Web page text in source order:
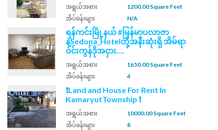
အရွယ်အစား
1200.00 Square Feet
အိပ်ခန်းများ
N/A
ရန်ကင်းမြို့နယ် #မြန်မာပလာဇာ
နဲ့Sedona_Hotelတို့အနီးဆုံးရှိ အိမ်ရာ
ဝင်းကွန်ဒိုအငှား....
အရွယ်အစား
1650.00 Square Feet
အိပ်ခန်းများ
4
❗Land and House For Rent In
KamaryutTownship ❗
အရွယ်အစား
10000.00 Square Feet
အိပ်ခန်းများ
8